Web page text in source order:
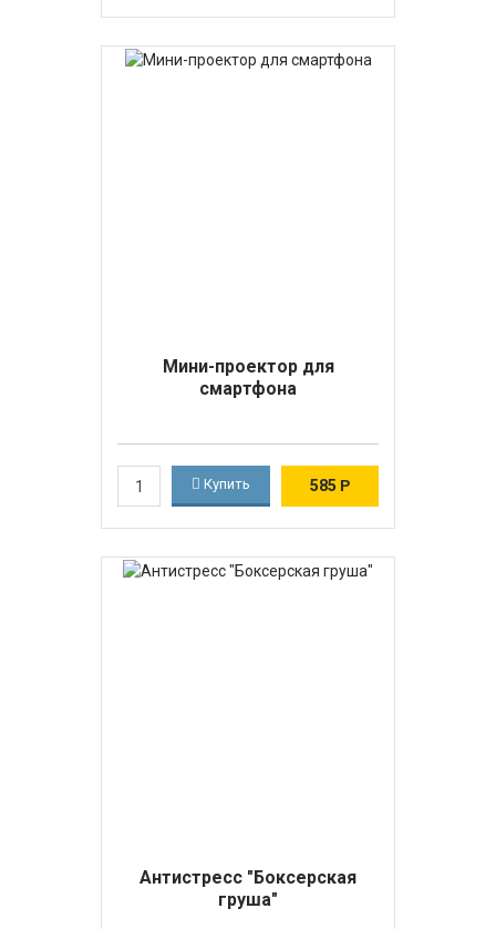
Мини-проектор для
смартфона
Купить 585 Р
Антистресс "Боксерская
груша"